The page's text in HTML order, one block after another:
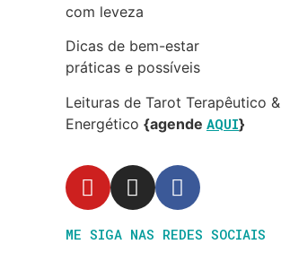
com leveza
Dicas de bem-estar
práticas e possíveis
Leituras de Tarot Terapêutico &
Energético {agende AQUI}
ME SIGA NAS REDES SOCIAIS